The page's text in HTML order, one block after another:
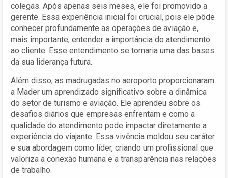
colegas. Após apenas seis meses, ele foi promovido a
gerente. Essa experiência inicial foi crucial, pois ele pôde
conhecer profundamente as operações de aviação e,
mais importante, entender a importância do atendimento
ao cliente. Esse entendimento se tornaria uma das bases
da sua liderança futura.
Além disso, as madrugadas no aeroporto proporcionaram
a Mader um aprendizado significativo sobre a dinâmica
do setor de turismo e aviação. Ele aprendeu sobre os
desafios diários que empresas enfrentam e como a
qualidade do atendimento pode impactar diretamente a
experiência do viajante. Essa vivência moldou seu caráter
e sua abordagem como líder, criando um profissional que
valoriza a conexão humana e a transparência nas relações
de trabalho.